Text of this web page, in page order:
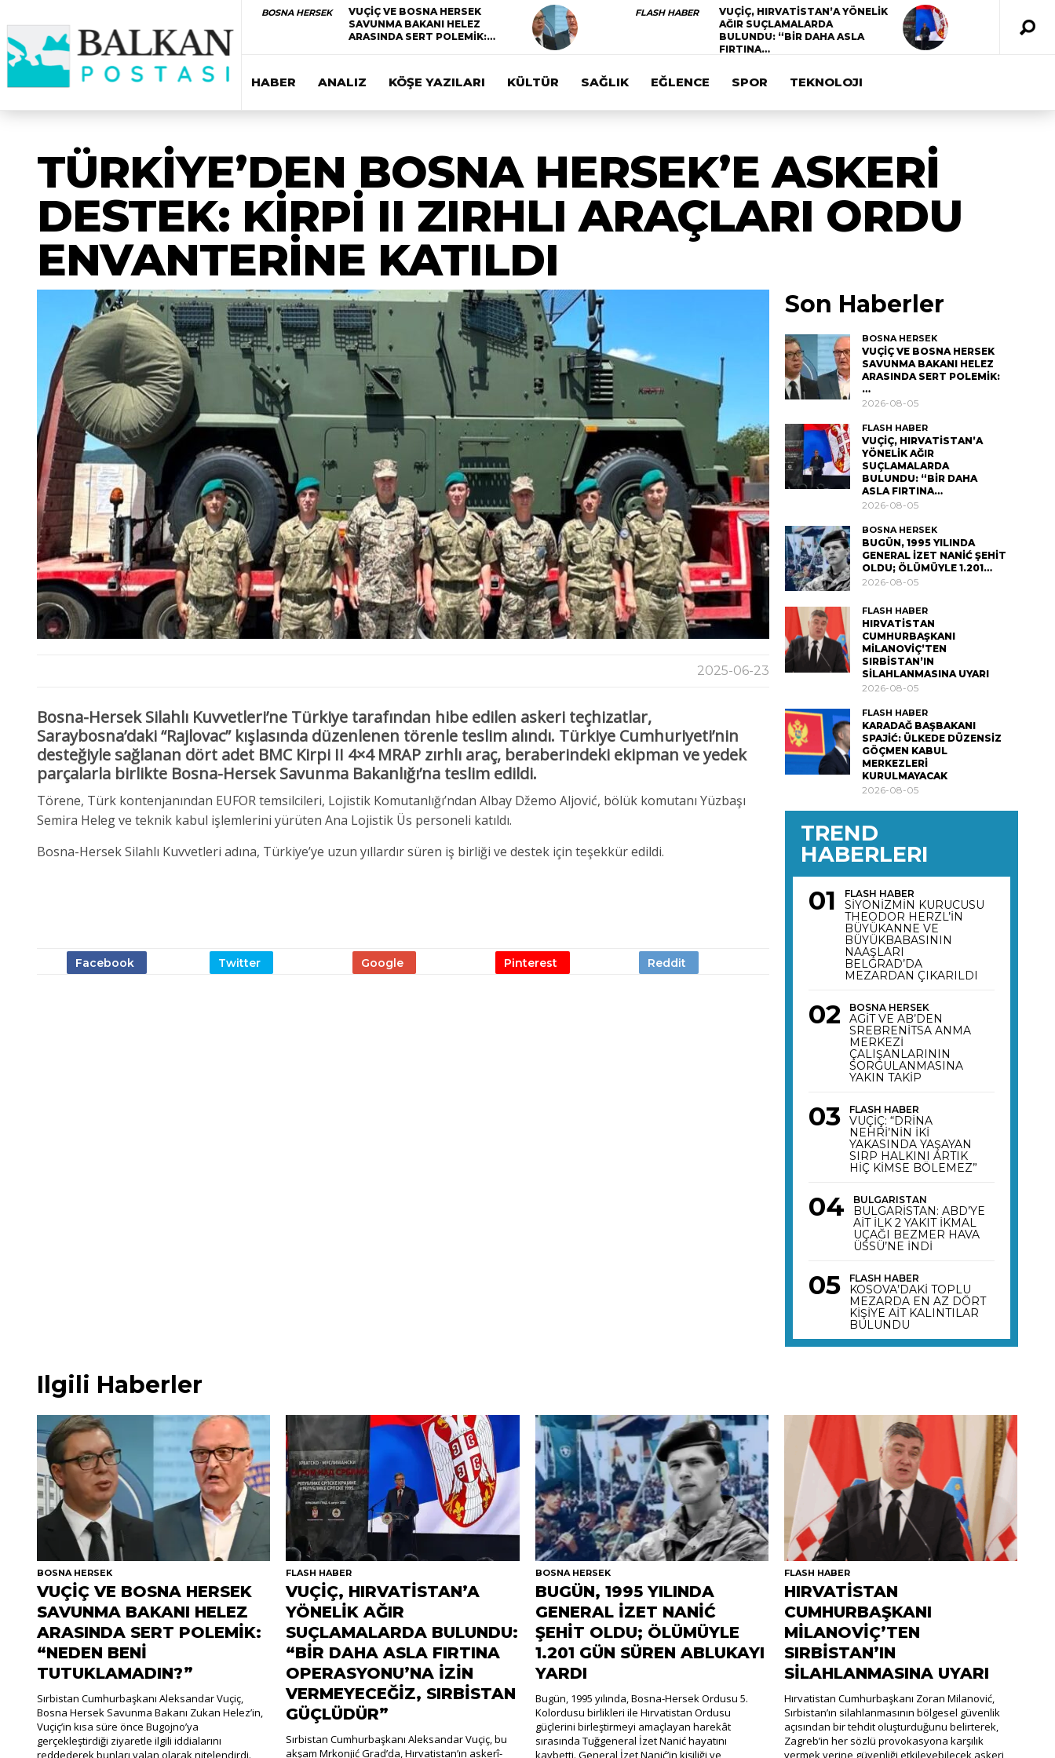
BOSNA HERSEK
VUÇİÇ VE BOSNA HERSEK
SAVUNMA BAKANI HELEZ
ARASINDA SERT POLEMİK:…
FLASH HABER
VUÇİÇ, HIRVATİSTAN’A YÖNELİK
AĞIR SUÇLAMALARDA
BULUNDU: “BİR DAHA ASLA
FIRTINA…
HABER ANALIZ KÖŞE YAZILARI KÜLTÜR SAĞLIK EĞLENCE SPOR TEKNOLOJI
TÜRKİYE’DEN BOSNA HERSEK’E ASKERİ
DESTEK: KİRPİ II ZIRHLI ARAÇLARI ORDU
ENVANTERİNE KATILDI
2025-06-23
Bosna-Hersek Silahlı Kuvvetleri’ne Türkiye tarafından hibe edilen askeri teçhizatlar,
Saraybosna’daki “Rajlovac” kışlasında düzenlenen törenle teslim alındı. Türkiye Cumhuriyeti’nin
desteğiyle sağlanan dört adet BMC Kirpi II 4×4 MRAP zırhlı araç, beraberindeki ekipman ve yedek
parçalarla birlikte Bosna-Hersek Savunma Bakanlığı’na teslim edildi.
Törene, Türk kontenjanından EUFOR temsilcileri, Lojistik Komutanlığı’ndan Albay Džemo Aljović, bölük komutanı Yüzbaşı
Semira Heleg ve teknik kabul işlemlerini yürüten Ana Lojistik Üs personeli katıldı.
Bosna-Hersek Silahlı Kuvvetleri adına, Türkiye’ye uzun yıllardır süren iş birliği ve destek için teşekkür edildi.
Son Haberler
BOSNA HERSEK
VUÇİÇ VE BOSNA HERSEK
SAVUNMA BAKANI HELEZ
ARASINDA SERT POLEMİK:
…
2026-08-05
FLASH HABER
VUÇİÇ, HIRVATİSTAN’A
YÖNELİK AĞIR
SUÇLAMALARDA
BULUNDU: “BİR DAHA
ASLA FIRTINA…
2026-08-05
BOSNA HERSEK
BUGÜN, 1995 YILINDA
GENERAL İZET NANİĆ ŞEHİT
OLDU; ÖLÜMÜYLE 1.201…
2026-08-05
FLASH HABER
HIRVATİSTAN
CUMHURBAŞKANI
MİLANOVİÇ’TEN
SIRBİSTAN’IN
SİLAHLANMASINA UYARI
2026-08-05
FLASH HABER
KARADAĞ BAŞBAKANI
SPAJİĆ: ÜLKEDE DÜZENSİZ
GÖÇMEN KABUL
MERKEZLERİ
KURULMAYACAK
2026-08-05
TREND
HABERLERI
FLASH HABER
SİYONİZMİN KURUCUSU
THEODOR HERZL’İN
BÜYÜKANNE VE
BÜYÜKBABASININ
NAAŞLARI
BELGRAD’DA
MEZARDAN ÇIKARILDI
BOSNA HERSEK
AGİT VE AB’DEN
SREBRENİTSA ANMA
MERKEZİ
ÇALIŞANLARININ
SORGULANMASINA
YAKIN TAKİP
FLASH HABER
VUÇİÇ: “DRİNA
NEHRİ’NİN İKİ
YAKASINDA YAŞAYAN
SIRP HALKINI ARTIK
HİÇ KİMSE BÖLEMEZ”
BULGARISTAN
BULGARİSTAN: ABD’YE
AİT İLK 2 YAKIT İKMAL
UÇAĞI BEZMER HAVA
ÜSSÜ’NE İNDİ
FLASH HABER
KOSOVA’DAKİ TOPLU
MEZARDA EN AZ DÖRT
KİŞİYE AİT KALINTILAR
BULUNDU
Ilgili Haberler
BOSNA HERSEK
VUÇİÇ VE BOSNA HERSEK
SAVUNMA BAKANI HELEZ
ARASINDA SERT POLEMİK:
“NEDEN BENİ
TUTUKLAMADIN?”
Sırbistan Cumhurbaşkanı Aleksandar Vuçiç,
Bosna Hersek Savunma Bakanı Zukan Helez’in,
Vuçiç’in kısa süre önce Bugojno’ya
gerçekleştirdiği ziyaretle ilgili iddialarını
reddederek bunları yalan olarak nitelendirdi.
FLASH HABER
VUÇİÇ, HIRVATİSTAN’A
YÖNELİK AĞIR
SUÇLAMALARDA BULUNDU:
“BİR DAHA ASLA FIRTINA
OPERASYONU’NA İZİN
VERMEYECEĞİZ, SIRBİSTAN
GÜÇLÜDÜR”
Sırbistan Cumhurbaşkanı Aleksandar Vuçiç, bu
akşam Mrkonjić Grad’da, Hırvatistan’ın askerî-
BOSNA HERSEK
BUGÜN, 1995 YILINDA
GENERAL İZET NANİĆ
ŞEHİT OLDU; ÖLÜMÜYLE
1.201 GÜN SÜREN ABLUKAYI
YARDI
Bugün, 1995 yılında, Bosna-Hersek Ordusu 5.
Kolordusu birlikleri ile Hırvatistan Ordusu
güçlerini birleştirmeyi amaçlayan harekât
sırasında Tuğgeneral İzet Nanić hayatını
kaybetti. General İzet Nanić’in kişiliği ve
FLASH HABER
HIRVATİSTAN
CUMHURBAŞKANI
MİLANOVİÇ’TEN
SIRBİSTAN’IN
SİLAHLANMASINA UYARI
Hırvatistan Cumhurbaşkanı Zoran Milanović,
Sırbistan’ın silahlanmasının bölgesel güvenlik
açısından bir tehdit oluşturduğunu belirterek,
Zagreb’in her sözlü provokasyona karşılık
vermek yerine güvenliği etkileyebilecek askeri